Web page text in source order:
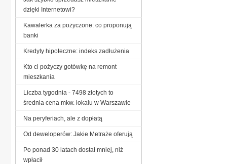
dzięki Internetowi?
Kawalerka za pożyczone: co proponują
banki
Kredyty hipoteczne: indeks zadłużenia
Kto ci pożyczy gotówkę na remont
mieszkania
Liczba tygodnia - 7498 złotych to
średnia cena mkw. lokalu w Warszawie
Na peryferiach, ale z dopłatą
Od deweloperów: Jakie Metraże oferują
Po ponad 30 latach dostał mniej, niż
wpłacił